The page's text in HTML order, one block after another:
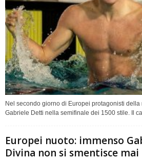
Nel secondo giorno di Europei protagonisti
Gabriele Detti nella semifinale dei 1500 stile. Il
Europei nuoto: immenso
Divina non si smentisce mai